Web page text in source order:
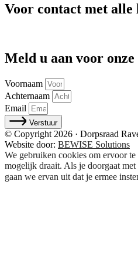
Voor contact met alle
Meld u aan voor
Voornaam
Achternaam
Email
Verstuur
© Copyright 2026 · Dorpsraad
Website door: BEWISE Solutions
We gebruiken cookies om ervoor te
mogelijk draait. Als je doorgaat met
gaan we ervan uit dat je ermee